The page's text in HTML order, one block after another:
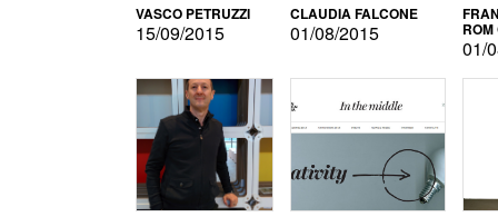
VASCO PETRUZZI
15/09/2015
CLAUDIA FALCONE
01/08/2015
01/